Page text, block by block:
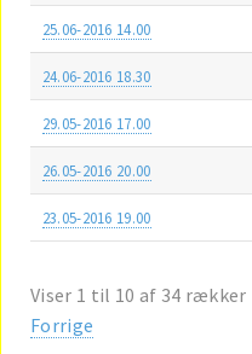
25.06-2016 14.00
24.06-2016 18.30
29.05-2016 17.00
26.05-2016 20.00
23.05-2016 19.00
Viser 1 til 10 af 34 rækker
Forrige